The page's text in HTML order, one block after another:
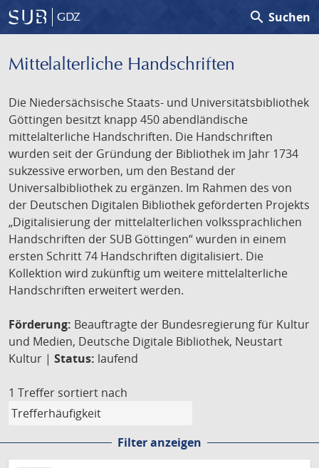
GDZ search Suchen
Mittelalterliche Handschriften
Die Niedersächsische Staats- und Universitätsbibliothek
Göttingen besitzt knapp 450 abendländische
mittelalterliche Handschriften. Die Handschriften
wurden seit der Gründung der Bibliothek im Jahr 1734
sukzessive erworben, um den Bestand der
Universalbibliothek zu ergänzen. Im Rahmen des von
der Deutschen Digitalen Bibliothek geförderten Projekts
„Digitalisierung der mittelalterlichen volkssprachlichen
Handschriften der SUB Göttingen“ wurden in einem
ersten Schritt 74 Handschriften digitalisiert. Die
Kollektion wird zukünftig um weitere mittelalterliche
Handschriften erweitert werden.
Förderung: Beauftragte der Bundesregierung für Kultur
und Medien, Deutsche Digitale Bibliothek, Neustart
Kultur | Status: laufend
1 Treffer sortiert nach
Filter anzeigen